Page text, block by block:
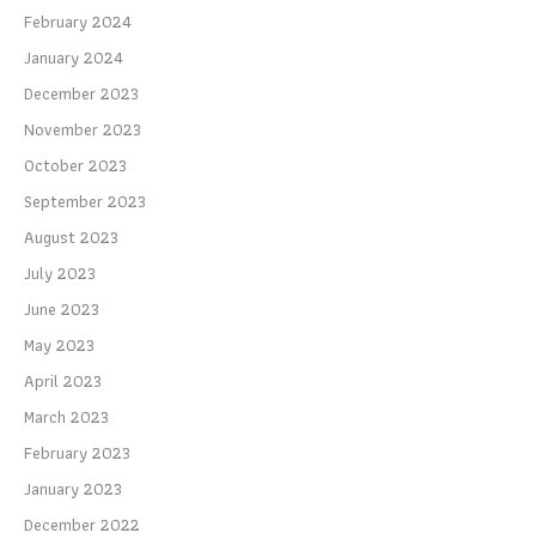
February 2024
January 2024
December 2023
November 2023
October 2023
September 2023
August 2023
July 2023
June 2023
May 2023
April 2023
March 2023
February 2023
January 2023
December 2022